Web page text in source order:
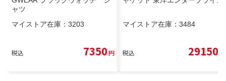
ャツ
マイストア在庫： 3203
税込 7350円
マイストア在庫： 3484
税込 29150